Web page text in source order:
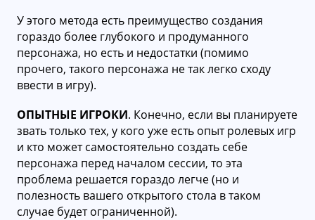
У этого метода есть преимущество создания
гораздо более глубокого и продуманного
персонажа, но есть и недостатки (помимо
прочего, такого персонажа не так легко сходу
ввести в игру).
ОПЫТНЫЕ ИГРОКИ. Конечно, если вы планируете
звать только тех, у кого уже есть опыт ролевых игр
и кто может самостоятельно создать себе
персонажа перед началом сессии, то эта
проблема решается гораздо легче (но и
полезность вашего открытого стола в таком
случае будет ограниченной).